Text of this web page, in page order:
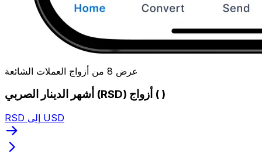
عرض 8 من أزواج العملات الشائعة
أشهر الدينار الصربي (RSD) أزواج ( )
RSD إلى USD